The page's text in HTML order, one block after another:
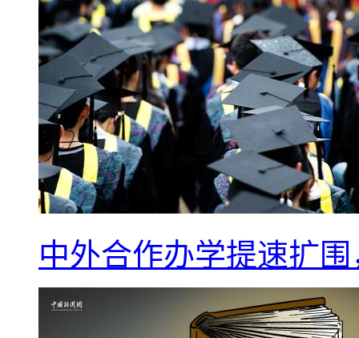
中外合作办学提速扩